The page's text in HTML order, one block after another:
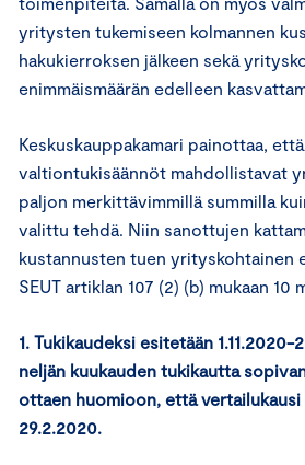
yritysten tukemiseen kolmannen
hakukierroksen jälkeen sekä
enimmäismäärän edelleen
Keskuskauppakamari painottaa,
valtiontukisäännöt mahdollistavat
paljon merkittävimmillä summilla
valittu tehdä. Niin sanottujen
kustannusten tuen yrityskohtainen
SEUT artiklan 107 (2) (b) mukaan 10
1. Tukikaudeksi esitetään
neljän kuukauden tukikautta
ottaen huomioon, että vertailukausi
29.2.2020.